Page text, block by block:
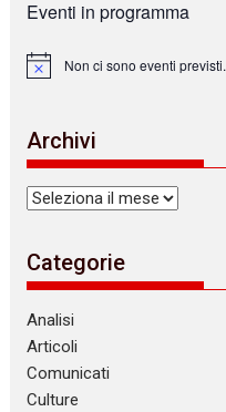
Eventi in programma
N
c
e
Non ci sono eventi previsti.
Archivi
Archivi
Categorie
Analisi
Articoli
Comunicati
Culture